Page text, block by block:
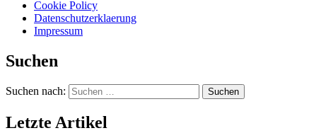
Cookie Policy
Datenschutzerklaerung
Impressum
Suchen
Suchen nach:
Letzte Artikel